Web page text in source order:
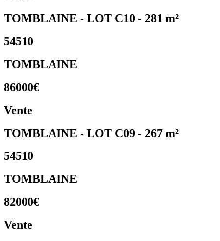
TOMBLAINE - LOT C10 - 281 m²
54510
TOMBLAINE
86000€
Vente
TOMBLAINE - LOT C09 - 267 m²
54510
TOMBLAINE
82000€
Vente